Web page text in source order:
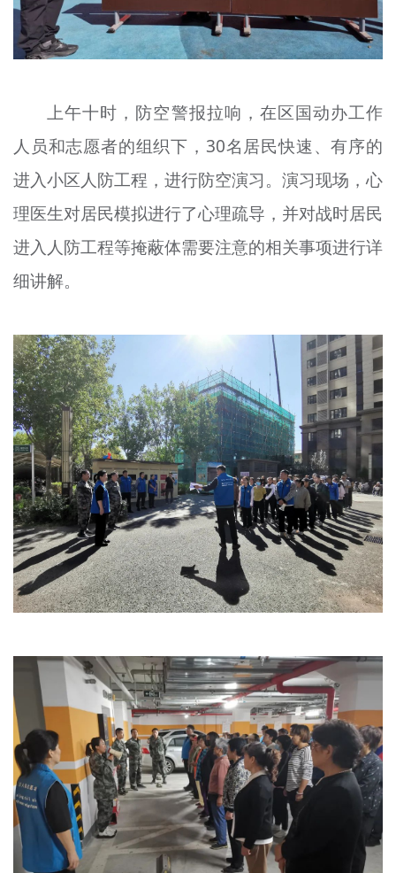
上午十时，防空警报拉响，在区国动办工作
人员和志愿者的组织下，30名居民快速、有序的
进入小区人防工程，进行防空演习。演习现场，心
理医生对居民模拟进行了心理疏导，并对战时居民
进入人防工程等掩蔽体需要注意的相关事项进行详
细讲解。